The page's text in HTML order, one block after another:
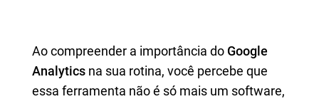
Ao compreender a importância do Google
Analytics na sua rotina, você percebe que
essa ferramenta não é só mais um software,